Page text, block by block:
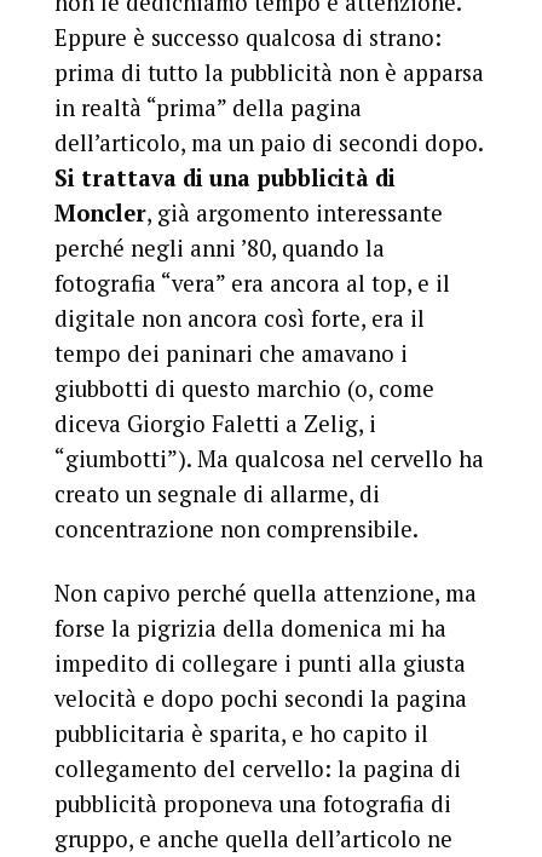
Eppure è successo qualcosa di strano:
prima di tutto la pubblicità non è apparsa
in realtà “prima” della pagina
dell’articolo, ma un paio di secondi dopo.
Si trattava di una pubblicità di
Moncler, già argomento interessante
perché negli anni ’80, quando la
fotografia “vera” era ancora al top, e il
digitale non ancora così forte, era il
tempo dei paninari che amavano i
giubbotti di questo marchio (o, come
diceva Giorgio Faletti a Zelig, i
“giumbotti”). Ma qualcosa nel cervello ha
creato un segnale di allarme, di
concentrazione non comprensibile.
Non capivo perché quella attenzione, ma
forse la pigrizia della domenica mi ha
impedito di collegare i punti alla giusta
velocità e dopo pochi secondi la pagina
pubblicitaria è sparita, e ho capito il
collegamento del cervello: la pagina di
pubblicità proponeva una fotografia di
gruppo, e anche quella dell’articolo ne